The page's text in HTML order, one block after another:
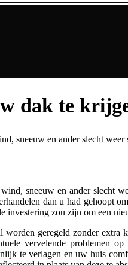
dak te
sneeuw en ander slecht
sneeuw en ander slecht
dan u had gehoopt
zou zijn om een
geregeld zonder
vervelende problemen
te verlagen en uw huis